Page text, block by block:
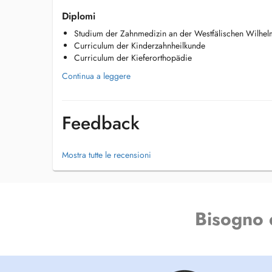
Notfälle / Urgences
Kinderbehandlung / Traitement adapté aux enfants
Angstpatienten / Patients anxieux ( l'empathie dans les
festsitzend und herausnehmbar) / Prothèse fixe et amovible
Parodontologie
Kieferorthopädie ( festsitzend/ herausnehmbar) /
et amovible
Zahnaufhellung / Blanchiment dentaire
Diplomi
Studium der Zahnmedizin an der Westfälischen
Curriculum der Kinderzahnheilkunde
Curriculum der Kieferorthopädie
Continua a leggere
Feedback
Mostra tutte le recensioni
Bisogno